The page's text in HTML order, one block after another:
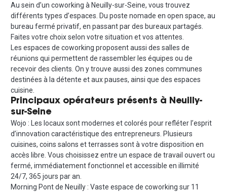
Au sein d’un coworking à Neuilly-sur-Seine, vous trouvez
différents types d’espaces. Du poste nomade en open space, au
bureau fermé privatif, en passant par des bureaux partagés.
Faites votre choix selon votre situation et vos attentes.
Les espaces de coworking proposent aussi des salles de
réunions qui permettent de rassembler les équipes ou de
recevoir des clients. On y trouve aussi des zones communes
destinées à la détente et aux pauses, ainsi que des espaces
cuisine.
Principaux opérateurs présents à Neuilly-
sur-Seine
Wojo : Les locaux sont modernes et colorés pour refléter l’esprit
d’innovation caractéristique des entrepreneurs. Plusieurs
cuisines, coins salons et terrasses sont à votre disposition en
accès libre. Vous choisissez entre un espace de travail ouvert ou
fermé, immédiatement fonctionnel et accessible en illimité
24/7, 365 jours par an.
Morning Pont de Neuilly : Vaste espace de coworking sur 11